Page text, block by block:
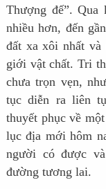
Thượng đế”.
nhiều hơn, đến
đất xa xôi nhất và
giới vật chất. Tri
chưa trọn vẹn,
tục diễn ra liên
thuyết phục về
lục địa mới hôm
người có được
đường tương lai.